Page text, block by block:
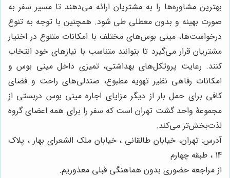
بهترین مشاوره‌ها را به مشتریان ارائه می‌دهند تا مسیر سفر به
صورت بهینه و بدون معطلی طی شود. همچنین با توجه به تنوع
درخواست‌ها، مینی بوس‌های مختلف با امکانات متنوع در اختیار
مشتریان قرار می‌گیرد تا بتوانند متناسب با نیازهای خود انتخاب
کنند. رعایت پروتکل‌های بهداشتی، تمیزی داخل مینی بوس و
امکانات رفاهی نظیر تهویه مطبوع، صندلی‌های راحت و فضای
کافی برای حمل بار از دیگر مزایای اجاره مینی بوس دربستی از
مجموعۀ واحد گشت تهران است که سفر را برای همه اعضای گروه
لذت‌بخش‌تر می‌کند.
آدرس: تهران، خیابان طالقانی ، خیابان ملک الشعرای بهار ، پلاک
14 ، طبقه چهارم
از مراجعه حضوری بدون هماهنگی قبلی معذوریم.